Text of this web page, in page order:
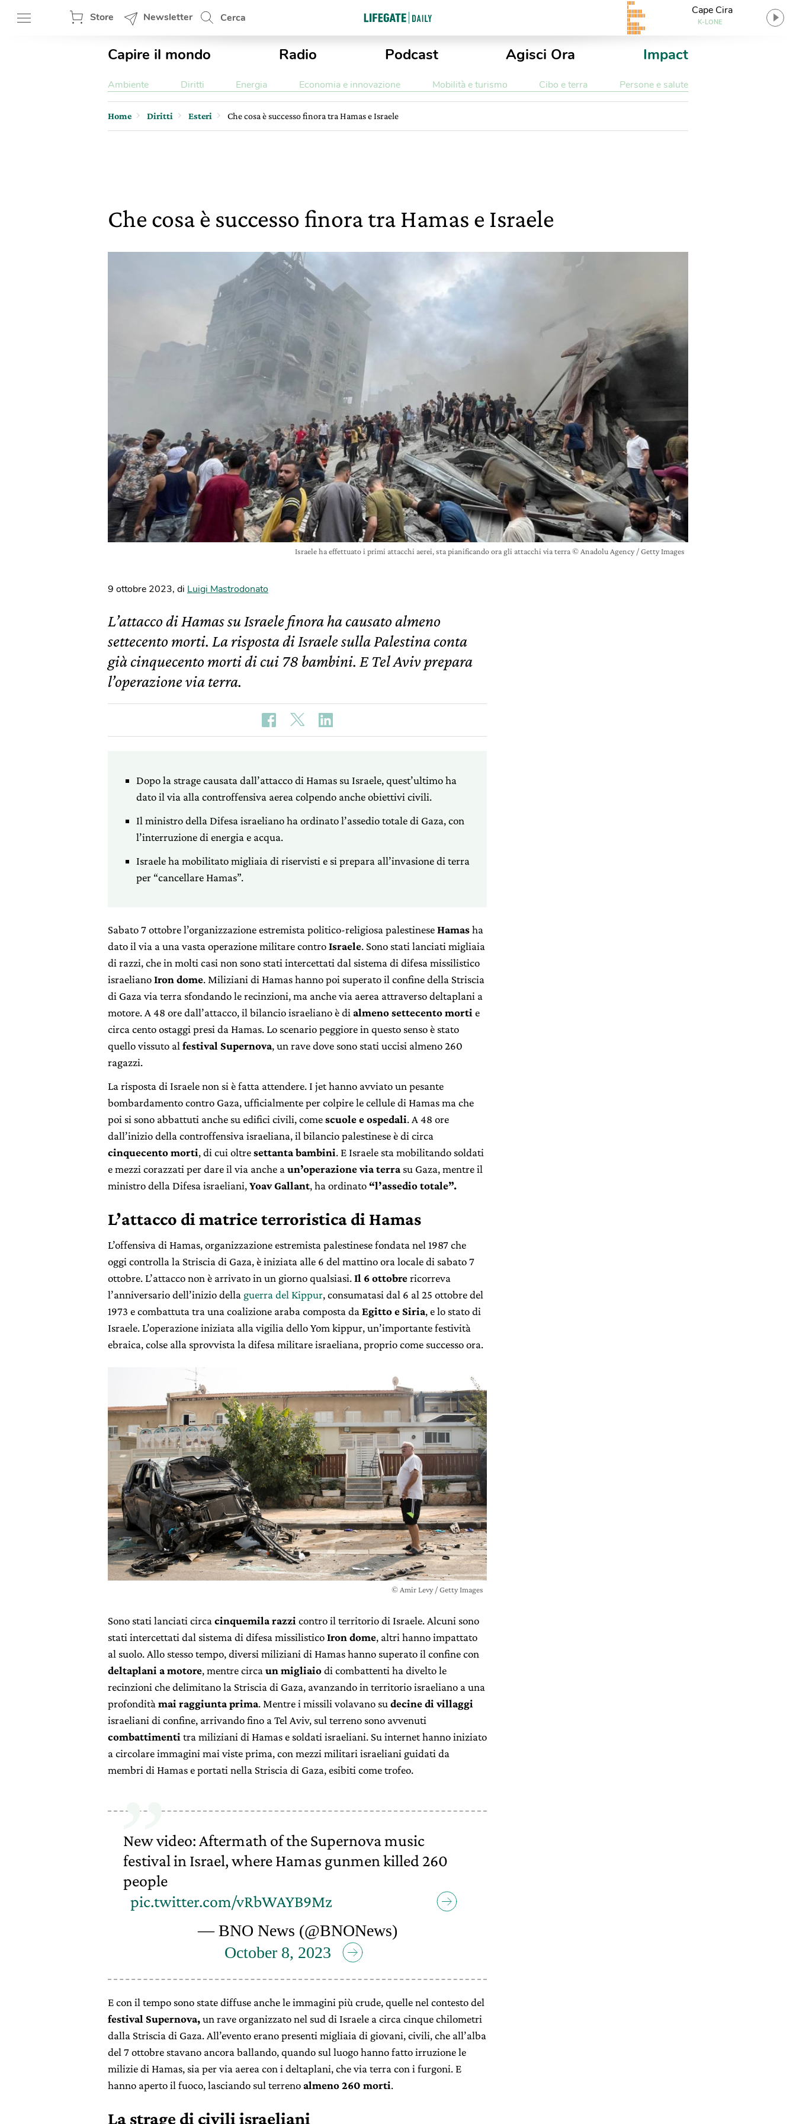
Store Newsletter Cerca
Cape Cira
K-LONE
Capire il mondo Radio Podcast Agisci Ora Impact
Ambiente Diritti Energia Economia e innovazione Mobilità e turismo Cibo e terra Persone e salute
Home Diritti Esteri Che cosa è successo finora tra Hamas e Israele
Che cosa è successo finora tra Hamas e Israele
Israele ha effettuato i primi attacchi aerei, sta pianificando ora gli attacchi via terra © Anadolu Agency / Getty Images
9 ottobre 2023, di Luigi Mastrodonato
L’attacco di Hamas su Israele finora ha causato almeno
settecento morti. La risposta di Israele sulla Palestina conta
già cinquecento morti di cui 78 bambini. E Tel Aviv prepara
l’operazione via terra.
Dopo la strage causata dall’attacco di Hamas su Israele, quest’ultimo ha
dato il via alla controffensiva aerea colpendo anche obiettivi civili.
Il ministro della Difesa israeliano ha ordinato l’assedio totale di Gaza, con
l’interruzione di energia e acqua.
Israele ha mobilitato migliaia di riservisti e si prepara all’invasione di terra
per “cancellare Hamas”.
Sabato 7 ottobre l’organizzazione estremista politico-religiosa palestineseHamasha
dato il via a una vasta operazione militare controIsraele. Sono stati lanciati migliaia
di razzi, che in molti casi non sono stati intercettati dal sistema di difesa missilistico
israelianoIron dome. Miliziani di Hamas hanno poi superato il confine della Striscia
di Gaza via terra sfondando le recinzioni, ma anche via aerea attraverso deltaplani a
motore. A 48 ore dall’attacco, il bilancio israeliano è di almeno settecento morti e
circa cento ostaggi presi da Hamas. Lo scenario peggiore in questo senso è stato
quello vissuto al festival Supernova, un rave dove sono stati uccisi almeno 260
ragazzi.
La risposta di Israele non si è fatta attendere. I jet hanno avviato un pesante
bombardamento contro Gaza, ufficialmente per colpire le cellule di Hamas ma che
poi si sono abbattuti anche su edifici civili, comescuole e ospedali. A 48 ore
dall’inizio della controffensiva israeliana, il bilancio palestinese è di circa
cinquecento morti, di cui oltresettanta bambini. E Israele sta mobilitando soldati
e mezzi corazzati per dare il via anche a un’operazione via terra su Gaza, mentre il
ministro della Difesa israeliani,Yoav Gallant, ha ordinato “l’assedio totale”.
L’attacco di matrice terroristica di Hamas
L’offensiva di Hamas, organizzazione estremista palestinese fondata nel 1987 che
oggi controlla la Striscia di Gaza, è iniziata alle 6 del mattino ora locale di sabato 7
ottobre. L’attacco non è arrivato in un giorno qualsiasi.Il 6 ottobrericorreva
l’anniversario dell’inizio della guerra del Kippur, consumatasi dal 6 al 25 ottobre del
1973 e combattuta tra una coalizione araba composta da Egitto e Siria, e lo stato di
Israele. L’operazione iniziata alla vigilia dello Yom kippur, un’importante festività
ebraica, colse alla sprovvista la difesa militare israeliana, proprio come successo ora.
© Amir Levy / Getty Images
Sono stati lanciati circa cinquemila razzi contro il territorio di Israele. Alcuni sono
stati intercettati dal sistema di difesa missilisticoIron dome, altri hanno impattato
al suolo. Allo stesso tempo, diversi miliziani di Hamas hanno superato il confine con
deltaplani a motore, mentre circa un migliaiodi combattenti ha divelto le
recinzioni che delimitano la Striscia di Gaza, avanzando in territorio israeliano a una
profondità mai raggiunta prima. Mentre i missili volavano su decine di villaggi
israeliani di confine, arrivando fino a Tel Aviv, sul terreno sono avvenuti
combattimenti tra miliziani di Hamas e soldati israeliani. Su internet hanno iniziato
a circolare immagini mai viste prima, con mezzi militari israeliani guidati da
membri di Hamas e portati nella Striscia di Gaza, esibiti come trofeo.
New video: Aftermath of the Supernova music
festival in Israel, where Hamas gunmen killed 260
people
pic.twitter.com/vRbWAYB9Mz
— BNO News (@BNONews)
October 8, 2023
E con il tempo sono state diffuse anche le immagini più crude, quelle nel contesto del
festival Supernova,un rave organizzato nel sud di Israele a circa cinque chilometri
dalla Striscia di Gaza. All’evento erano presenti migliaia di giovani, civili, che all’alba
del 7 ottobre stavano ancora ballando, quando sul luogo hanno fatto irruzione le
milizie di Hamas, sia per via aerea con i deltaplani, che via terra con i furgoni. E
hanno aperto il fuoco, lasciando sul terrenoalmeno 260 morti.
La strage di civili israeliani